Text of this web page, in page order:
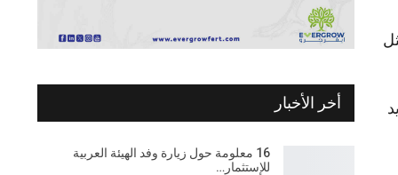
أخر الأخبار
16 معلومة حول زيارة وفد الهيئة العربية
للإستثمار…